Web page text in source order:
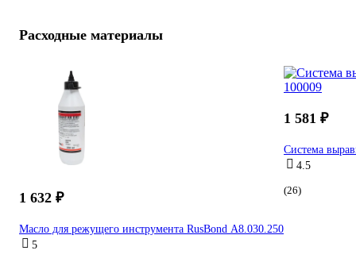
Расходные материалы
1 632 ₽
Масло для режущего инструмента RusBond А8.030.250
5
1 581 ₽
Система
4.5
(26)